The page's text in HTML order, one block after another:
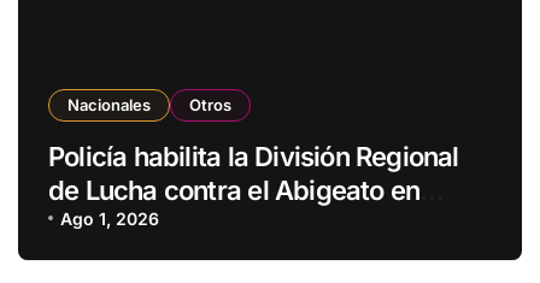
Nacionales Otros
Policía habilita la División Regional
de Lucha contra el Abigeato en
Amambay
Ago 1, 2026